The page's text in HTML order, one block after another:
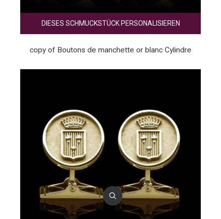
DIESES SCHMUCKSTÜCK PERSONALISIEREN
copy of Boutons de manchette or blanc Cylindre